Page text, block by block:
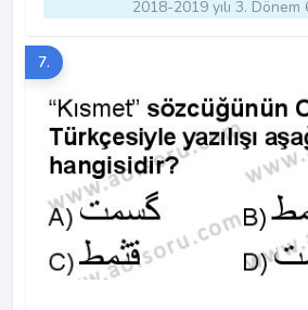
2018-2019 yılı 3. Dönem
7.